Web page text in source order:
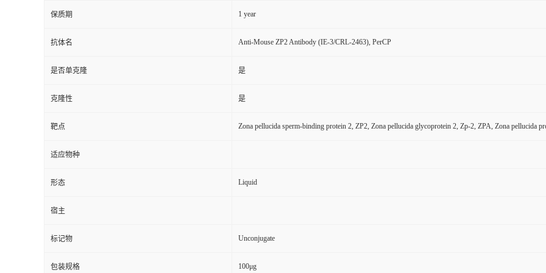
保质期 1 year
抗体名 Anti-Mouse ZP2 Antibody (IE-3/CRL-2463), PerCP
是否单克隆 是
克隆性 是
靶点 Zona pellucida sperm-binding protein 2, ZP2, Zona pellucida glycoprotein 2, Zp-2, ZPA, Zona pellucida
适应物种
形态 Liquid
宿主
标记物 Unconjugate
包装规格 100μg